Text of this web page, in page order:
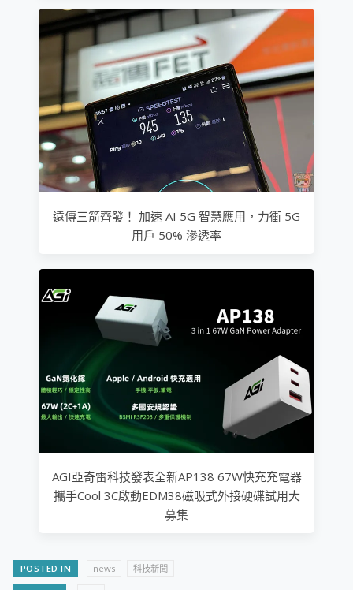
遠傳三箭齊發！ 加速 AI 5G 智慧應用，力衝 5G
用戶 50% 滲透率
AGI亞奇雷科技發表全新AP138 67W快充充電器
攜手Cool 3C啟動EDM38磁吸式外接硬碟試用大
募集
POSTED IN news 科技新聞